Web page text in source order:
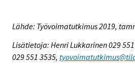
Lähde: Työvoimatutkimus 2019,
Lisätietoja: Henri Lukkarinen 029
029 551 3535,